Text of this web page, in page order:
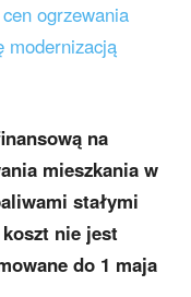
ogrzewania
modernizacją
na
mieszkania w
stałymi
nie jest
do 1 maja